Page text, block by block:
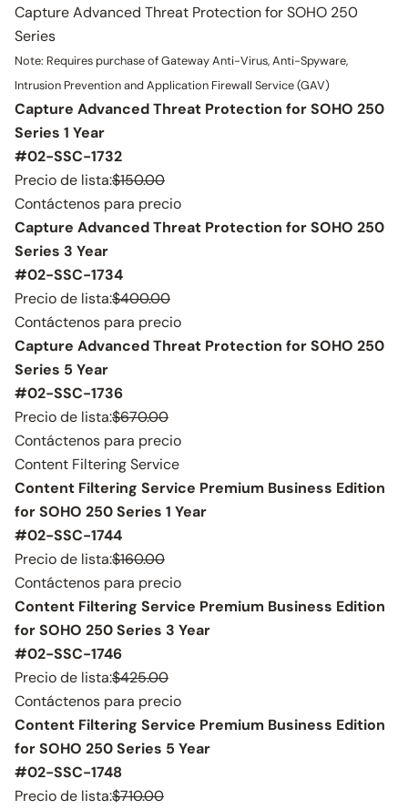
Capture Advanced Threat Protection for SOHO 250
Series
Note: Requires purchase of Gateway Anti-Virus, Anti-Spyware,
Intrusion Prevention and Application Firewall Service (GAV)
Capture Advanced Threat Protection for SOHO 250
Series 1 Year
#02-SSC-1732
Precio de lista:$150.00
Contáctenos para precio
Capture Advanced Threat Protection for SOHO 250
Series 3 Year
#02-SSC-1734
Precio de lista:$400.00
Contáctenos para precio
Capture Advanced Threat Protection for SOHO 250
Series 5 Year
#02-SSC-1736
Precio de lista:$670.00
Contáctenos para precio
Content Filtering Service
Content Filtering Service Premium Business Edition
for SOHO 250 Series 1 Year
#02-SSC-1744
Precio de lista:$160.00
Contáctenos para precio
Content Filtering Service Premium Business Edition
for SOHO 250 Series 3 Year
#02-SSC-1746
Precio de lista:$425.00
Contáctenos para precio
Content Filtering Service Premium Business Edition
for SOHO 250 Series 5 Year
#02-SSC-1748
Precio de lista:$710.00